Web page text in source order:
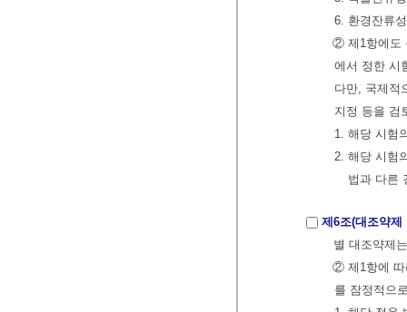
6. 환경잔류
② 제1항에도
에서 정한 시
다만, 국제적
지정 등을 검
1. 해당 시험
2. 해당 시험
법과 다른
제6조(대조약제
별 대조약제
② 제1항에 따
를 잠정적으